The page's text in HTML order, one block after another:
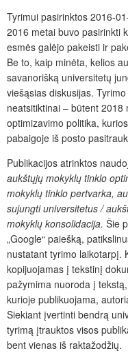
Tyrimui pasirinktos 2016-
2016 metai buvo pasirinkti
esmės galėjo pakeisti ir
Be to, kaip minėta, kelios
savanorišką universitetų
viešąsias diskusijas.
neatsitiktinai – būtent
optimizavimo politika,
pabaigoje iš posto
Publikacijos atrinktos
aukštųjų mokyklų tinklo
mokyklų tinklo pertvarka,
sujungti universitetus /
mokyklų konsolidacija. Šie
„Google“ paiešką,
nustatant tyrimo laikotarpį.
kopijuojamas į tekstinį
pažymima nuoroda į
kurioje publikuojama,
Siekiant įvertinti bendrą
tyrimą įtrauktos visos
bent vienas iš raktažodžių.